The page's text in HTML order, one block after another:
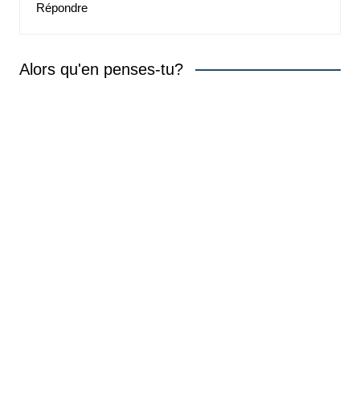
Répondre
Alors qu'en penses-tu?